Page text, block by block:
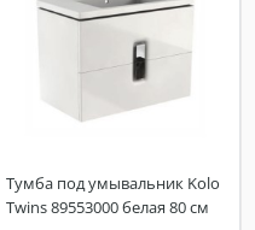
Тумба под умывальник Kolo
Twins 89553000 белая 80 см